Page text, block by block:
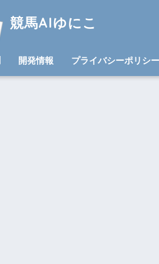
競馬AIゆにこ
開発情報 プライバシーポリシ